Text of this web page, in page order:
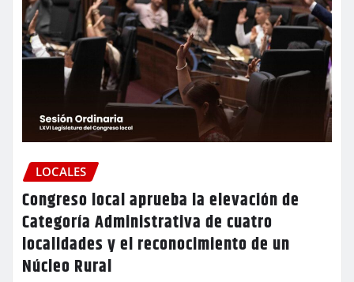
LOCALES
Congreso local aprueba la elevación de
Categoría Administrativa de cuatro
localidades y el reconocimiento de un
Núcleo Rural